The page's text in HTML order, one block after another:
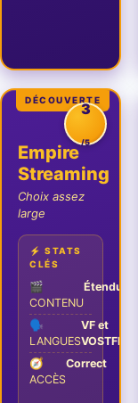
DÉCOUVERTE
3
/5
Empire
Streaming
Choix assez
large
⚡ STATS
CLÉS
🎬
CONTENU
Étendu
🗣️
LANGUES
VF et
VOSTFR
🧭
ACCÈS
Correct